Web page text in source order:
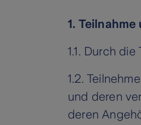
1. Teilnahme
1.1. Durch
1.2.
und deren
deren